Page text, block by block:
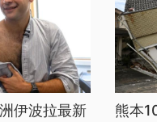
伊波拉最新
熊本